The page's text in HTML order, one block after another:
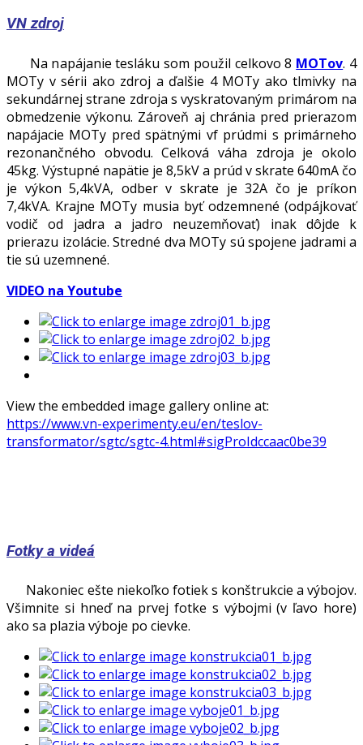
VN zdroj
Na napájanie tesláku som použil celkovo 8 MOTov. 4
MOTy v sérii ako zdroj a ďalšie 4 MOTy ako tlmivky na
sekundárnej strane zdroja s vyskratovaným primárom na
obmedzenie výkonu. Zároveň aj chránia pred prierazom
napájacie MOTy pred spätnými vf prúdmi s primárneho
rezonančného obvodu. Celková váha zdroja je okolo
45kg. Výstupné napätie je 8,5kV a prúd v skrate 640mA čo
je výkon 5,4kVA, odber v skrate je 32A čo je príkon
7,4kVA. Krajne MOTy musia byť odzemnené (odpájkovať
vodič od jadra a jadro neuzemňovať) inak dôjde k
prierazu izolácie. Stredné dva MOTy sú spojene jadrami a
tie sú uzemnené.
VIDEO na Youtube
View the embedded image gallery online at:
https://www.vn-experimenty.eu/en/teslov-
transformator/sgtc/sgtc-4.html#sigProIdccaac0be39
Fotky a videá
Nakoniec ešte niekoľko fotiek s konštrukcie a výbojov.
Všimnite si hneď na prvej fotke s výbojmi (v ľavo hore)
ako sa plazia výboje po cievke.